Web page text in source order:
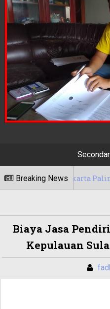
Breaking News
Paling Top
Biaya Jasa
Kepulauan